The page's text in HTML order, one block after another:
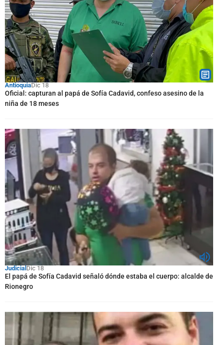
AntioquiaDic 18
Oficial: capturan al papá de Sofía Cadavid, confeso asesino de la
niña de 18 meses
JudicialDic 18
El papá de Sofía Cadavid señaló dónde estaba el cuerpo: alcalde de
Rionegro